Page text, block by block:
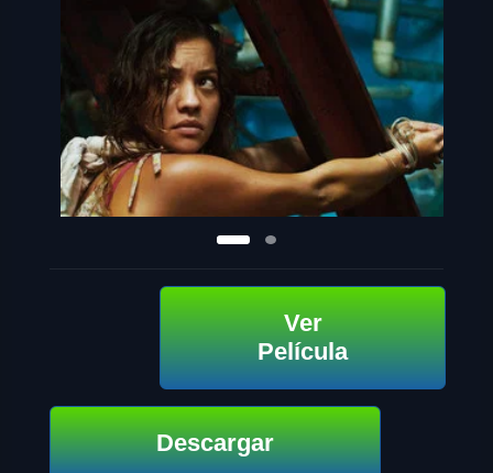
Ver
Película
Descargar